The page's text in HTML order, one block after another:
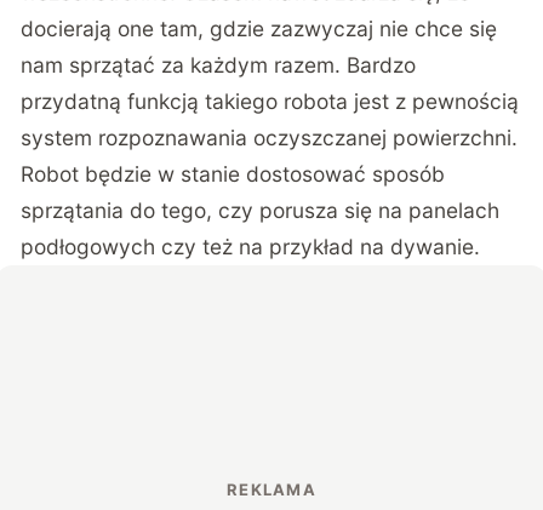
docierają one tam, gdzie zazwyczaj nie chce się
nam sprzątać za każdym razem. Bardzo
przydatną funkcją takiego robota jest z pewnością
system rozpoznawania oczyszczanej powierzchni.
Robot będzie w stanie dostosować sposób
sprzątania do tego, czy porusza się na panelach
podłogowych czy też na przykład na dywanie.